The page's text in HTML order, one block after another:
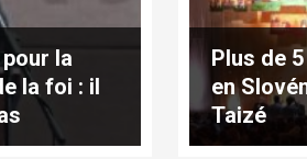
la
la foi : il
Plus de
en
Taizé